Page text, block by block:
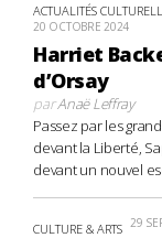
ACTUALITÉS
20 OCTOBRE 2024
Harriet
d’Orsay
parAnaë Leffray
Passez par les
devant la Liberté,
devant un nouvel
CULTURE & ARTS 29